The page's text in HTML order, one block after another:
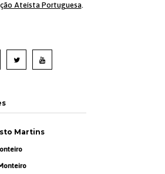
Ateísta Portuguesa.
Martins